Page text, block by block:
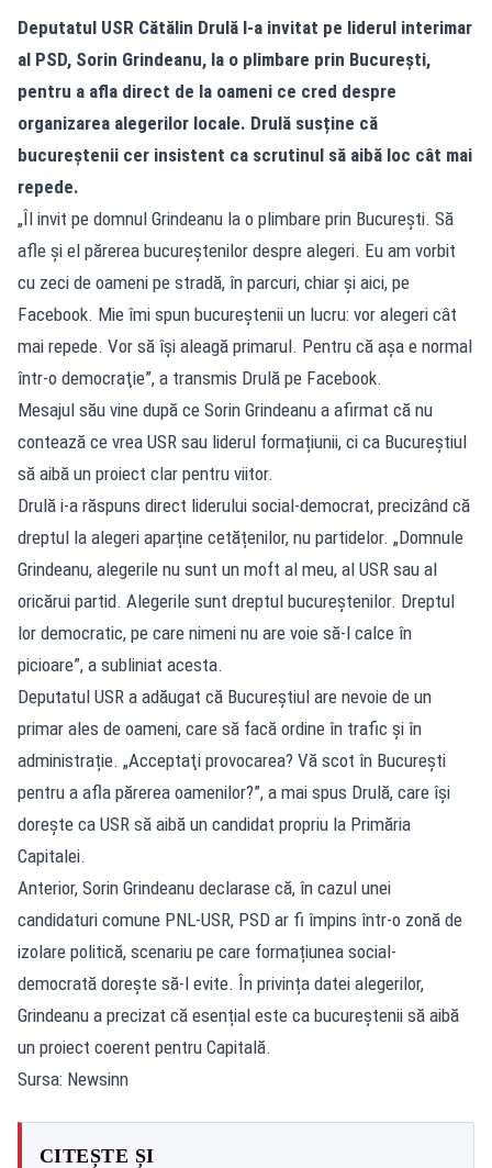
Deputatul USR Cătălin Drulă l-a invitat pe liderul interimar
al PSD, Sorin Grindeanu, la o plimbare prin București,
pentru a afla direct de la oameni ce cred despre
organizarea alegerilor locale. Drulă susține că
bucureștenii cer insistent ca scrutinul să aibă loc cât mai
repede.
„Îl invit pe domnul Grindeanu la o plimbare prin Bucureşti. Să
afle şi el părerea bucureştenilor despre alegeri. Eu am vorbit
cu zeci de oameni pe stradă, în parcuri, chiar şi aici, pe
Facebook. Mie îmi spun bucureştenii un lucru: vor alegeri cât
mai repede. Vor să îşi aleagă primarul. Pentru că aşa e normal
într-o democraţie”, a transmis Drulă pe Facebook.
Mesajul său vine după ce Sorin Grindeanu a afirmat că nu
contează ce vrea USR sau liderul formațiunii, ci ca Bucureștiul
să aibă un proiect clar pentru viitor.
Drulă i-a răspuns direct liderului social-democrat, precizând că
dreptul la alegeri aparține cetățenilor, nu partidelor. „Domnule
Grindeanu, alegerile nu sunt un moft al meu, al USR sau al
oricărui partid. Alegerile sunt dreptul bucureştenilor. Dreptul
lor democratic, pe care nimeni nu are voie să-l calce în
picioare”, a subliniat acesta.
Deputatul USR a adăugat că Bucureștiul are nevoie de un
primar ales de oameni, care să facă ordine în trafic și în
administrație. „Acceptaţi provocarea? Vă scot în Bucureşti
pentru a afla părerea oamenilor?”, a mai spus Drulă, care își
dorește ca USR să aibă un candidat propriu la Primăria
Capitalei.
Anterior, Sorin Grindeanu declarase că, în cazul unei
candidaturi comune PNL-USR, PSD ar fi împins într-o zonă de
izolare politică, scenariu pe care formațiunea social-
democrată dorește să-l evite. În privința datei alegerilor,
Grindeanu a precizat că esențial este ca bucureștenii să aibă
un proiect coerent pentru Capitală.
Sursa: Newsinn
CITEȘTE ȘI